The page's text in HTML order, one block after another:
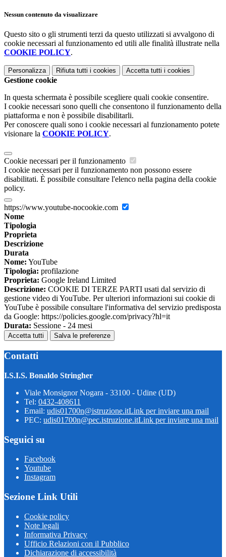
Nessun contenuto da visualizzare
Questo sito o gli strumenti terzi da questo utilizzati si avvalgono di
cookie necessari al funzionamento ed utili alle finalità illustrate nella
COOKIE POLICY.
Personalizza Rifiuta tutti i cookies Accetta tutti i cookies
Gestione cookie
In questa schermata è possibile scegliere quali cookie consentire.
I cookie necessari sono quelli che consentono il funzionamento della
piattaforma e non è possibile disabilitarli.
Per conoscere quali sono i cookie necessari al funzionamento potete
visionare la COOKIE POLICY.
Cookie necessari per il funzionamento
I cookie necessari per il funzionamento non possono essere
disabilitati. È possibile consultare l'elenco nella pagina della cookie
policy.
https://www.youtube-nocookie.com
Nome
Tipologia
Proprieta
Descrizione
Durata
Nome: YouTube
Tipologia: profilazione
Proprieta: Google Ireland Limited
Descrizione: COOKIE DI TERZE PARTI usati dal servizio di
gestione video di YouTube. Per ulteriori informazioni sui cookie di
YouTube è possibile consultare l'informativa del servizio predisposta
da Google: https://policies.google.com/privacy?hl=it
Durata: Sessione - 24 mesi
Accetta tutti Salva le preferenze
Contatti
I.S.I.S. Bonaldo Stringher
Viale Monsignor Nogara - 33100 - Udine (UD)
Tel: 0432-408611
Email: udis01700n@istruzione.itLink per inviare una mail
PEC: udis01700n@pec.istruzione.itLink per inviare una mail
Seguici su
Facebook
Youtube
Instagram
Sezione Link Utili
Cookie policy
Note legali
Informativa Privacy
Ufficio Relazioni con il Pubblico
Dichiarazione di accessibilità